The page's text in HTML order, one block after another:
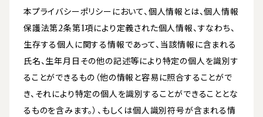
本プライバシーポリシーにおいて、個人情報とは、個人情報
保護法第2条第1項により定義された個人情報、すなわち、
生存する個人に関する情報であって、当該情報に含まれる
氏名、生年月日その他の記述等により特定の個人を識別す
ることができるもの（他の情報と容易に照合することがで
き、それにより特定の個人を識別することができることとな
るものを含みます。）、もしくは個人識別符号が含まれる情